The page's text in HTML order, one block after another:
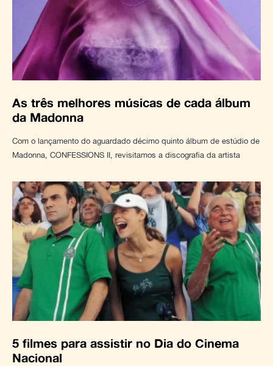
As três melhores músicas de cada álbum
da Madonna
Com o lançamento do aguardado décimo quinto álbum de estúdio de
Madonna, CONFESSIONS II, revisitamos a discografia da artista
5 filmes para assistir no Dia do Cinema
Nacional